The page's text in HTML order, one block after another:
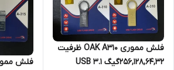
فلش مموری OAK A310 ظرفیت
256,128,64,32گیگ USB 3.1